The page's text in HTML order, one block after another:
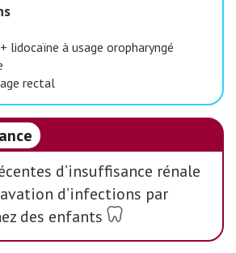
lidocaïne à usage oropharyngé
rectal
d’insuffisance rénale
d’infections par
des enfants